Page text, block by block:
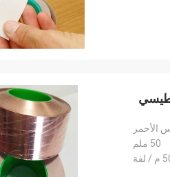
الأحمر
50 ملم
/ لفة